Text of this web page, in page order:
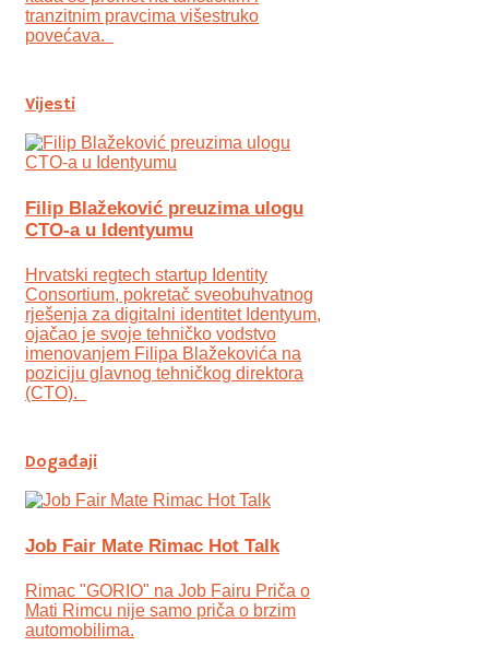
tranzitnim pravcima višestruko
povećava.
Vijesti
Filip Blažeković preuzima ulogu
CTO-a u Identyumu
Hrvatski regtech startup Identity
Consortium, pokretač sveobuhvatnog
rješenja za digitalni identitet Identyum,
ojаčao je svoje tehničko vodstvo
imenovanjem Filipa Blažekovića na
poziciju glavnog tehničkog direktora
(CTO).
Događaji
Job Fair Mate Rimac Hot Talk
Rimac "GORIO" na Job Fairu Priča o
Mati Rimcu nije samo priča o brzim
automobilima.